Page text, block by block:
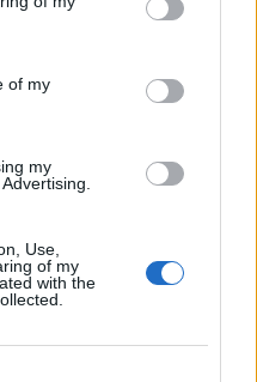
of my
my
Use,
of my
with the
vartai į pasaulį, o vėjai
atsakinga
sistema. Kompasas,
migla uždengia